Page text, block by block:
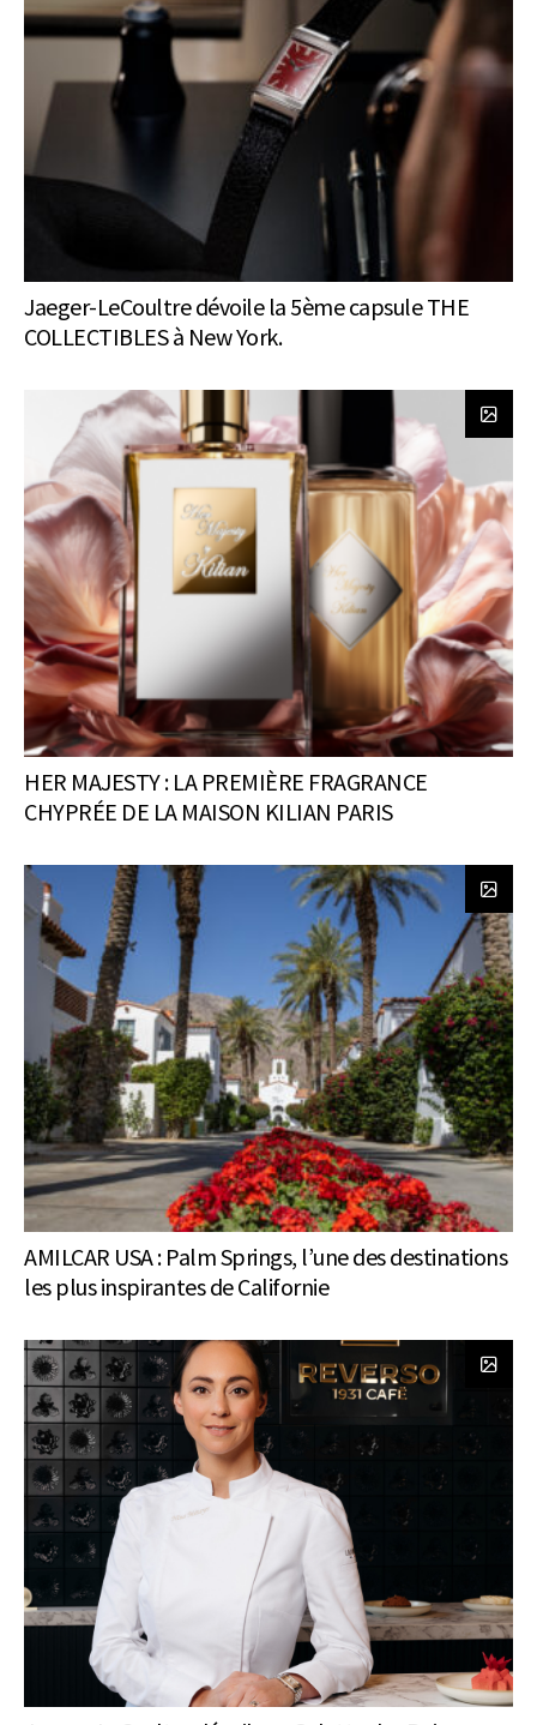
Jaeger-LeCoultre dévoile la 5ème capsule THE
COLLECTIBLES à New York.
HER MAJESTY : LA PREMIÈRE FRAGRANCE
CHYPRÉE DE LA MAISON KILIAN PARIS
AMILCAR USA : Palm Springs, l’une des destinations
les plus inspirantes de Californie